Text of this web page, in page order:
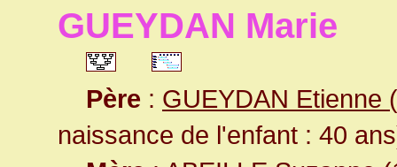
GUEYDAN Marie
Père : GUEYDAN Etienne
naissance de l'enfant : 40